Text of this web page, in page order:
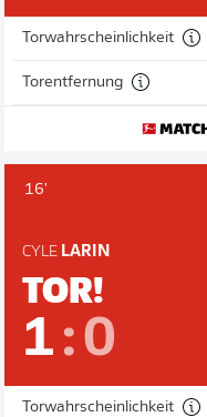
Torwahrscheinlichkeit
Torentfernung
16'
CYLE LARIN
TOR!
1 :0
Torwahrscheinlichkeit